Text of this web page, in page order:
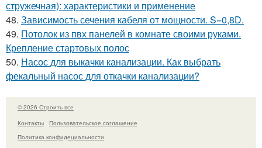
стружечная): характеристики и применение
48. Зависимость сечения кабеля от мощности. S=0,8D.
49. Потолок из пвх панелей в комнате своими руками.
Крепление стартовых полос
50. Насос для выкачки канализации. Как выбрать
фекальный насос для откачки канализации?
© 2026 Строить все
Контакты
Пользовательское соглашение
Политика конфидециальности